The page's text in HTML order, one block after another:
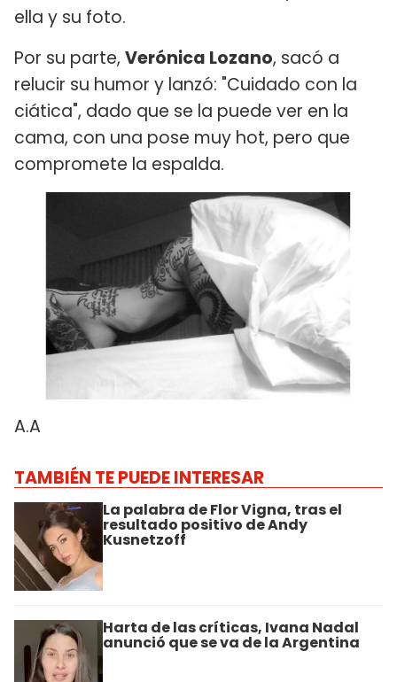
ella y su foto.
Por su parte, Verónica Lozano, sacó a
relucir su humor y lanzó: "Cuidado con la
ciática", dado que se la puede ver en la
cama, con una pose muy hot, pero que
compromete la espalda.
A.A
TAMBIÉN TE PUEDE INTERESAR
La palabra de Flor Vigna, tras el
resultado positivo de Andy
Kusnetzoff
Harta de las críticas, Ivana Nadal
anunció que se va de la Argentina